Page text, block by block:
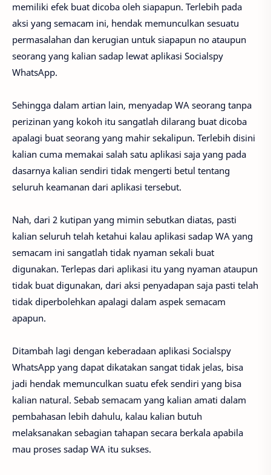
memiliki efek buat dicoba oleh siapapun. Terlebih pada
aksi yang semacam ini, hendak memunculkan sesuatu
permasalahan dan kerugian untuk siapapun no ataupun
seorang yang kalian sadap lewat aplikasi Socialspy
WhatsApp.
Sehingga dalam artian lain, menyadap WA seorang tanpa
perizinan yang kokoh itu sangatlah dilarang buat dicoba
apalagi buat seorang yang mahir sekalipun. Terlebih disini
kalian cuma memakai salah satu aplikasi saja yang pada
dasarnya kalian sendiri tidak mengerti betul tentang
seluruh keamanan dari aplikasi tersebut.
Nah, dari 2 kutipan yang mimin sebutkan diatas, pasti
kalian seluruh telah ketahui kalau aplikasi sadap WA yang
semacam ini sangatlah tidak nyaman sekali buat
digunakan. Terlepas dari aplikasi itu yang nyaman ataupun
tidak buat digunakan, dari aksi penyadapan saja pasti telah
tidak diperbolehkan apalagi dalam aspek semacam
apapun.
Ditambah lagi dengan keberadaan aplikasi Socialspy
WhatsApp yang dapat dikatakan sangat tidak jelas, bisa
jadi hendak memunculkan suatu efek sendiri yang bisa
kalian natural. Sebab semacam yang kalian amati dalam
pembahasan lebih dahulu, kalau kalian butuh
melaksanakan sebagian tahapan secara berkala apabila
mau proses sadap WA itu sukses.